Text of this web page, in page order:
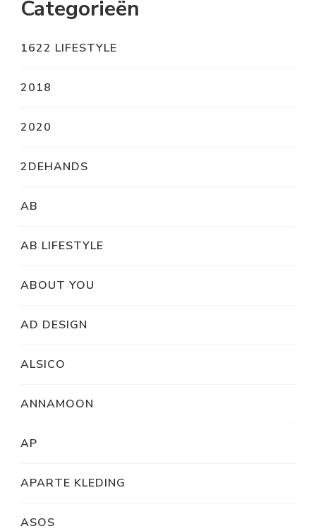
Categorieën
1622 LIFESTYLE
2018
2020
2DEHANDS
AB
AB LIFESTYLE
ABOUT YOU
AD DESIGN
ALSICO
ANNAMOON
AP
APARTE KLEDING
ASOS